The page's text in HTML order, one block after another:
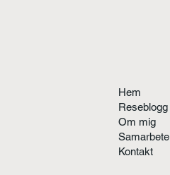
Hem
Reseblogg
Om mig
Samarbete
Kontakt